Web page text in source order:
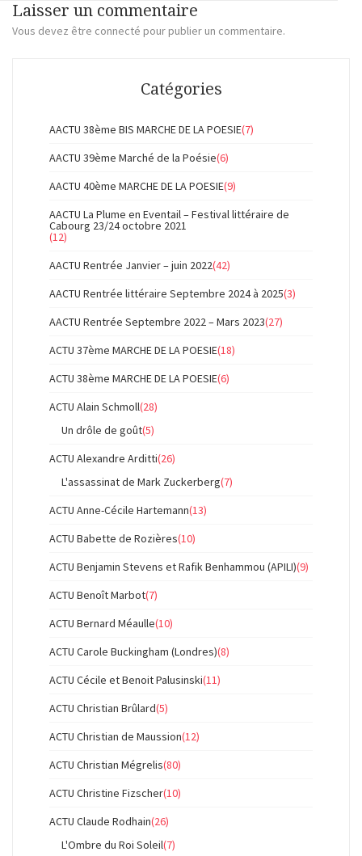
Laisser un commentaire
Vous devez être connecté pour publier un commentaire.
Catégories
AACTU 38ème BIS MARCHE DE LA POESIE(7)
AACTU 39ème Marché de la Poésie(6)
AACTU 40ème MARCHE DE LA POESIE(9)
AACTU La Plume en Eventail – Festival littéraire de
Cabourg 23/24 octobre 2021
(12)
AACTU Rentrée Janvier – juin 2022(42)
AACTU Rentrée littéraire Septembre 2024 à 2025(3)
AACTU Rentrée Septembre 2022 – Mars 2023(27)
ACTU 37ème MARCHE DE LA POESIE(18)
ACTU 38ème MARCHE DE LA POESIE(6)
ACTU Alain Schmoll(28)
Un drôle de goût(5)
ACTU Alexandre Arditti(26)
L'assassinat de Mark Zuckerberg(7)
ACTU Anne-Cécile Hartemann(13)
ACTU Babette de Rozières(10)
ACTU Benjamin Stevens et Rafik Benhammou (APILI)(9)
ACTU Benoît Marbot(7)
ACTU Bernard Méaulle(10)
ACTU Carole Buckingham (Londres)(8)
ACTU Cécile et Benoit Palusinski(11)
ACTU Christian Brûlard(5)
ACTU Christian de Maussion(12)
ACTU Christian Mégrelis(80)
ACTU Christine Fizscher(10)
ACTU Claude Rodhain(26)
L'Ombre du Roi Soleil(7)